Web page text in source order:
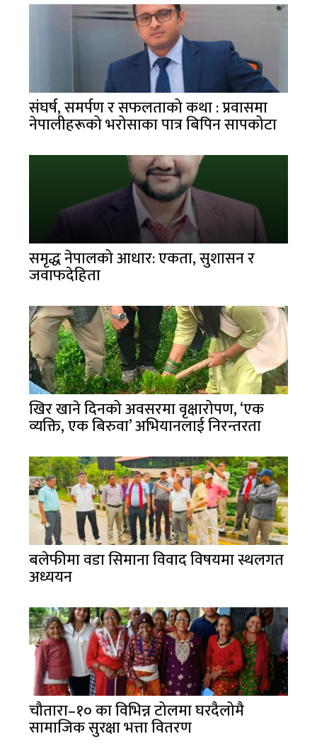
संघर्ष, समर्पण र सफलताको कथा : प्रवासमा
नेपालीहरूको भरोसाका पात्र बिपिन सापकोटा
समृद्ध नेपालको आधार: एकता, सुशासन र
जवाफदेहिता
खिर खाने दिनको अवसरमा वृक्षारोपण, ‘एक
व्यक्ति, एक बिरुवा’ अभियानलाई निरन्तरता
बलेफीमा वडा सिमाना विवाद विषयमा स्थलगत
अध्ययन
चौतारा–१० का विभिन्न टोलमा घरदैलोमै
सामाजिक सुरक्षा भत्ता वितरण